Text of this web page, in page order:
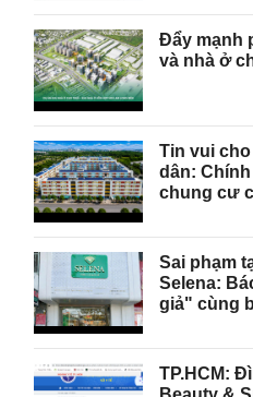
Đẩy mạnh
và nhà ở
Tin vui
dân:
chung cư
Sai phạm
Selena:
giả" cùng
TP.HCM: